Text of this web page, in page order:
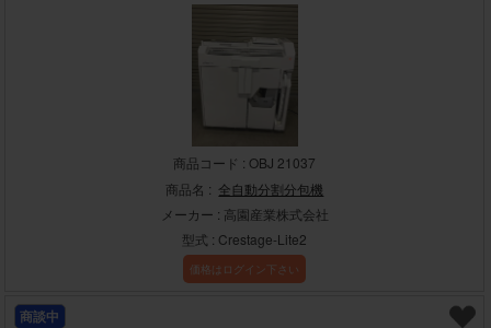
商品コード : OBJ 21037
商品名 : 全自動分割分包機
メーカー : 高園産業株式会社
型式 : Crestage-Lite2
価格はログイン下さい
商談中